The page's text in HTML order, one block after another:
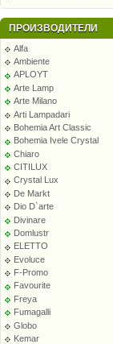
ПРОИЗВОДИТЕЛИ
Alfa
Ambiente
APLOYT
Arte Lamp
Arte Milano
Arti Lampadari
Bohemia Art Classic
Bohemia Ivele Crystal
Chiaro
CITILUX
Crystal Lux
De Markt
Dio D`arte
Divinare
Domlustr
ELETTO
Evoluce
F-Promo
Favourite
Freya
Fumagalli
Globo
Kemar